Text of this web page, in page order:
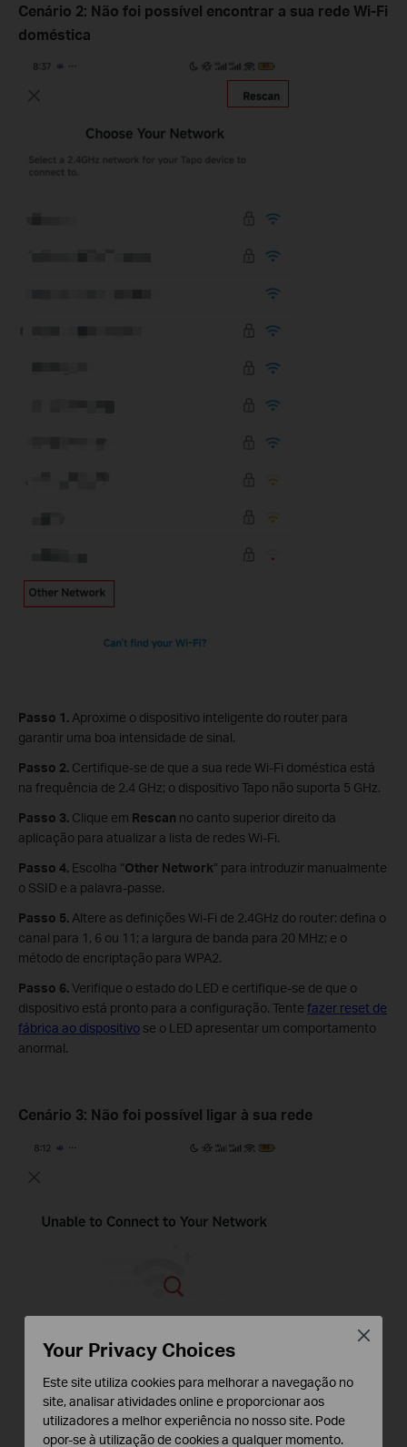
Cenário 2: Não foi possível encontrar a sua rede Wi-Fi
doméstica
Passo 1. Aproxime o dispositivo inteligente do router para
garantir uma boa intensidade de sinal.
Passo 2. Certifique-se de que a sua rede Wi-Fi doméstica está
na frequência de 2.4 GHz; o dispositivo Tapo não suporta 5 GHz.
Passo 3. Clique em Rescan no canto superior direito da
aplicação para atualizar a lista de redes Wi-Fi.
Passo 4. Escolha “Other Network” para introduzir manualmente
o SSID e a palavra-passe.
Passo 5. Altere as definições Wi-Fi de 2.4GHz do router: defina o
canal para 1, 6 ou 11; a largura de banda para 20 MHz; e o
método de encriptação para WPA2.
Passo 6.Verifique o estado do LED e certifique-se de que o
dispositivo está pronto para a configuração. Tente fazer reset de
fábrica ao dispositivo se o LED apresentar um comportamento
anormal.
Cenário 3: Não foi possível ligar à sua rede
Your Privacy Choices
Este site utiliza cookies para melhorar a navegação no
site, analisar atividades online e proporcionar aos
utilizadores a melhor experiência no nosso site. Pode
opor-se à utilização de cookies a qualquer momento.
Close